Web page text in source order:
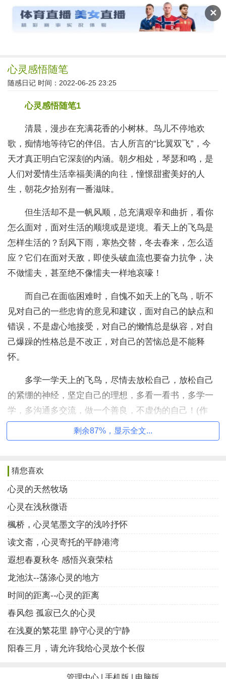
✕
读文斋
心灵感悟随笔
随感日记 时间：2022-06-25 23:25
心灵感悟随笔1
清晨，漫步在充满花香的小树林。鸟儿不停地欢
歌，痴情地等待它的伴侣。古人所言的“比翼双飞”，今
天才真正明白它深刻的内涵。朝夕相处，琴瑟和鸣，是
人们对爱情生活幸福美满的向往，憧憬甜蜜美好的人
生，朝花夕拾别有一番滋味。
但生活却不是一帆风顺，总充满艰辛和曲折，看你
怎么面对，面对生活的顺境或是逆境。看天上的飞鸟是
怎样生活的？刮风下雨，寒热交替，冬去春来，怎么适
应？它们在面对天敌，即使头破血流也要奋力抗争，决
不做懦夫，甚至绝不像懦夫一样地哀嚎！
而自己在面临困难时，自愧不如天上的飞鸟，听不
见对自己的一些忠肯的意见和建议，面对自己的缺点和
错误，不是虚心地接受，对自己的懒惰总是纵容，对自
己爆躁的性格总是不改正，对自己的苦恼总是不能释
怀。
多学一学天上的飞鸟，尽情去放松自己，放松自己
的紧绷的神经，坚定自己的理想，多看一看书，多学一
学，多沟通多交流，做一个善良，不虚伪的自己！(作
者:飞人)
一片梧桐叶偶然飘入怀中，让我惊觉不经意中已拥
有的清秋。拈起怀中的秋叶，只见它憔悴中还透着一季
对生命的留恋，点点的绿意浮动着生机。不知是哪棵美
灵的天空？这是秋天最完美的色彩，是属于艺术的、心
灵的，却被太多人认为“凄惨”而嗤之以鼻。
果，也有人讥笑凡•高的绿色脸庞，更有人批判莫奈的紫
色天空～一种可怕的社会性规则己深入人心，任何与之
不符的画面便是错误和愚蠢的，好像应该被揉成纸团扔
进垃圾桶中。艺术家们的心灵是纯粹、天真而不加修饰
忽视了对心灵的重视、对美的感受，固守的常规使人们
剩余87%，显示全文...
猜您喜欢
心灵的天然牧场
心灵在浅秋微语
楓桥，心灵笔墨文字的浅吟抒怀
读文斋，心灵寄托的平静港湾
遐想春夏秋冬 感悟兴衰荣枯
龙池汰--荡涤心灵的地方
时间的距离--心灵的距离
春风怨 孤寂已久的心灵
在浅夏的繁花里 静守心灵的宁静
阳春三月，请允许我给心灵放个长假
管理中心 手机版 电脑版